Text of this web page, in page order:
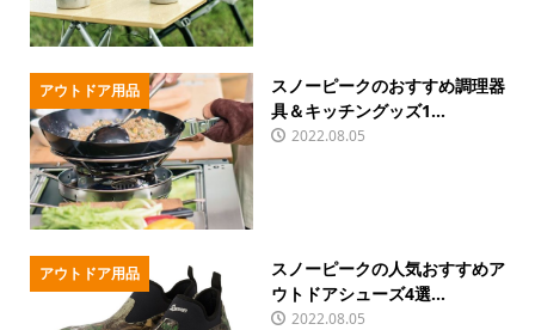
アウトドア用品
スノーピークのおすすめ調理器
具＆キッチングッズ1...
2022.08.05
アウトドア用品
スノーピークの人気おすすめア
ウトドアシューズ4選...
2022.08.05